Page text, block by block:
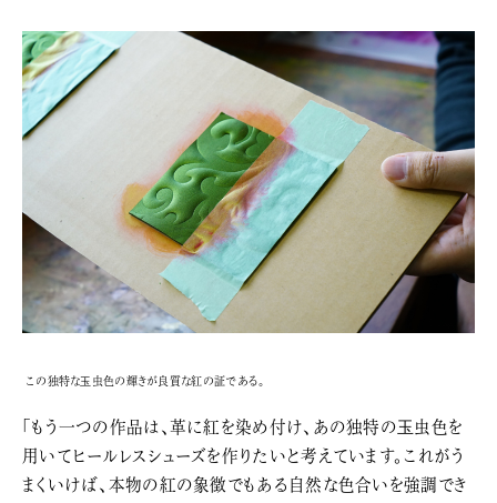
この独特な玉虫色の輝きが良質な紅の証である。
「もう一つの作品は、革に紅を染め付け、あの独特の玉虫色を
用いてヒールレスシューズを作りたいと考えています。これがう
まくいけば、本物の紅の象徴でもある自然な色合いを強調でき